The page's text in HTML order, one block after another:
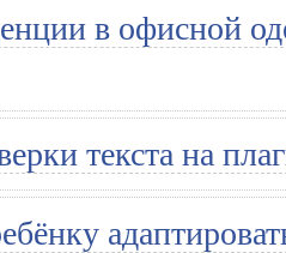
в офисной
текста на